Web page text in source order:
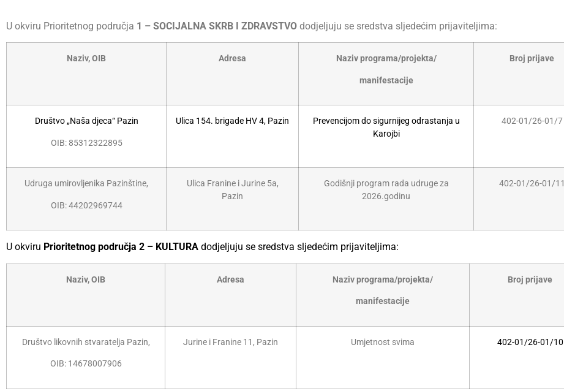
U okviru Prioritetnog područja 1 – SOCIJALNA SKRB I ZDRAVSTVO dodjeljuju se sredstva sljedećim prijaviteljima:
Naziv, OIB Adresa Naziv programa/projekta/
manifestacije
Broj prijave
Društvo „Naša djeca“ Pazin
OIB: 85312322895
Ulica 154. brigade HV 4, Pazin
Prevencijom do sigurnijeg odrastanja u
Karojbi
402-01/26-01/7
Udruga umirovljenika Pazinštine,
OIB: 44202969744
Ulica Franine i Jurine 5a,
Pazin
Godišnji program rada udruge za
2026.godinu
402-01/26-01/11
U okviru Prioritetnog područja 2 – KULTURA dodjeljuju se sredstva sljedećim prijaviteljima:
Naziv, OIB Adresa Naziv programa/projekta/
manifestacije
Broj prijave
Društvo likovnih stvaratelja Pazin,
OIB: 14678007906
Jurine i Franine 11, Pazin Umjetnost svima 402-01/26-01/10